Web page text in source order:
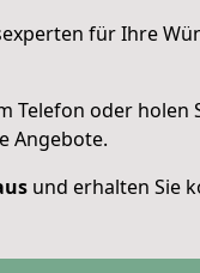
für Ihre
Telefon oder holen
Angebote.
und erhalten Sie